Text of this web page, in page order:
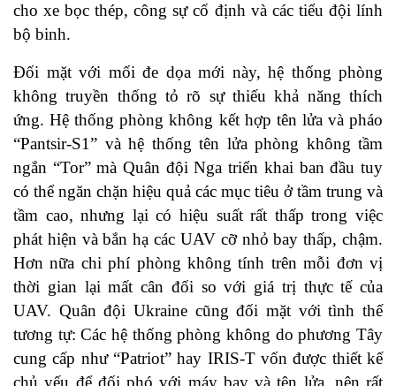
cho xe bọc thép, công sự cố định và các tiểu đội lính
bộ binh.
Đối mặt với mối đe dọa mới này, hệ thống phòng
không truyền thống tỏ rõ sự thiếu khả năng thích
ứng. Hệ thống phòng không kết hợp tên lửa và pháo
“Pantsir-S1” và hệ thống tên lửa phòng không tầm
ngắn “Tor” mà Quân đội Nga triển khai ban đầu tuy
có thể ngăn chặn hiệu quả các mục tiêu ở tầm trung và
tầm cao, nhưng lại có hiệu suất rất thấp trong việc
phát hiện và bắn hạ các UAV cỡ nhỏ bay thấp, chậm.
Hơn nữa chi phí phòng không tính trên mỗi đơn vị
thời gian lại mất cân đối so với giá trị thực tế của
UAV. Quân đội Ukraine cũng đối mặt với tình thế
tương tự: Các hệ thống phòng không do phương Tây
cung cấp như “Patriot” hay IRIS-T vốn được thiết kế
chủ yếu để đối phó với máy bay và tên lửa, nên rất